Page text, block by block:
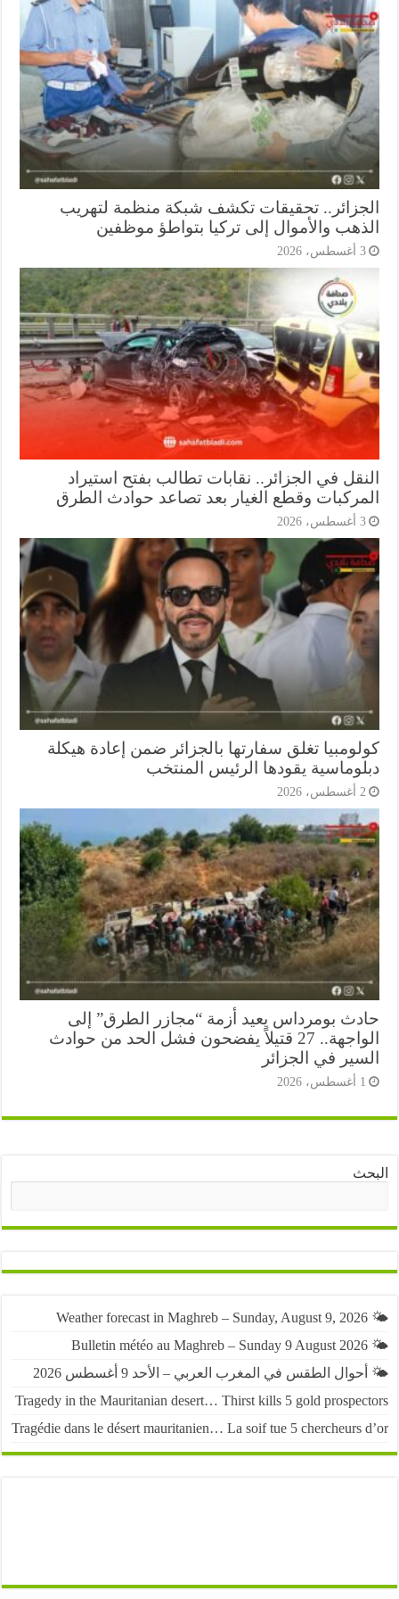
تحقيقات تكشف شبكة منظمة لتهريب
والأموال إلى تركيا بتواطؤ موظفين
في الجزائر.. نقابات تطالب بفتح استيراد
وقطع الغيار بعد تصاعد حوادث الطرق
تغلق سفارتها بالجزائر ضمن إعادة هيكلة
يقودها الرئيس المنتخب
بومرداس يعيد أزمة “مجازر الطرق” إلى
الواجهة.. 27 قتيلاً يفضحون فشل الحد من حوادث
في الجزائر
الطقس في المغرب العربي – الأحد 9 أغسطس 2026
Tragedy in the Mauritanian desert… Thirst kills 5 gold
Tragédie dans le désert mauritanien… La soif tue 5 chercheurs